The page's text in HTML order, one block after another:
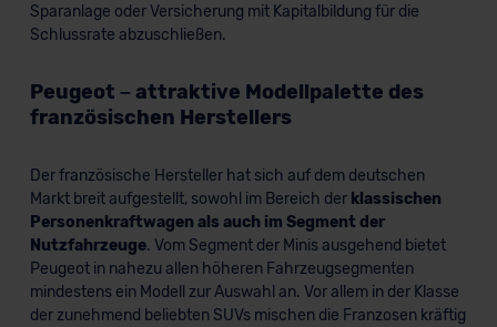
Sparanlage oder Versicherung mit Kapitalbildung für die
Schlussrate abzuschließen.
Peugeot – attraktive Modellpalette des
französischen Herstellers
Der französische Hersteller hat sich auf dem deutschen
Markt breit aufgestellt, sowohl im Bereich der klassischen
Personenkraftwagen als auch im Segment der
Nutzfahrzeuge. Vom Segment der Minis ausgehend bietet
Peugeot in nahezu allen höheren Fahrzeugsegmenten
mindestens ein Modell zur Auswahl an. Vor allem in der Klasse
der zunehmend beliebten SUVs mischen die Franzosen kräftig